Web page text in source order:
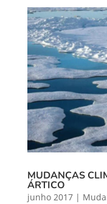
MUDANÇAS
ÁRTICO
junho 2017|